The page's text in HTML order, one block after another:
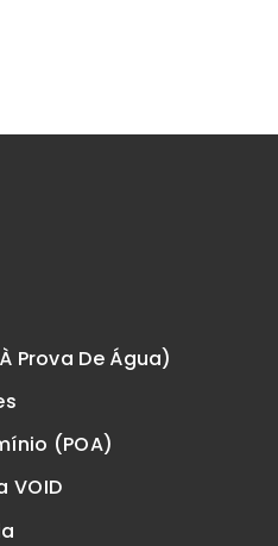
Prova De Água)
(POA)
VOID